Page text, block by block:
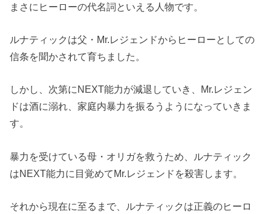
まさにヒーローの代名詞といえる人物です。
ルナティックは父・Mr.レジェンドからヒーローとしての
信条を聞かされて育ちました。
しかし、次第にNEXT能力が減退していき、Mr.レジェン
ドは酒に溺れ、家庭内暴力を振るうようになっていきま
す。
暴力を受けている母・オリガを救うため、ルナティック
はNEXT能力に目覚めてMr.レジェンドを殺害します。
それから現在に至るまで、ルナティックは正義のヒーロ